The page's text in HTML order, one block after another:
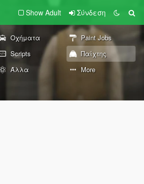
Show Adult Σύνδεση
Οχήματα
Paint Jobs
Scripts
Παίχτης
Άλλα More